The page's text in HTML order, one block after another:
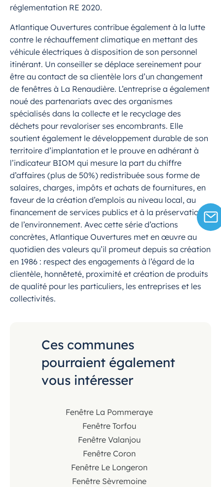
réglementation RE 2020.
Atlantique Ouvertures contribue également à la lutte
contre le réchauffement climatique en mettant des
véhicule électriques à disposition de son personnel
itinérant. Un conseiller se déplace sereinement pour
être au contact de sa clientèle lors d’un changement
de fenêtres à La Renaudière. L’entreprise a également
noué des partenariats avec des organismes
spécialisés dans la collecte et le recyclage des
déchets pour revaloriser ses encombrants. Elle
soutient également le développement durable de son
territoire d’implantation et le prouve en adhérant à
l’indicateur BIOM qui mesure la part du chiffre
d’affaires (plus de 50%) redistribuée sous forme de
salaires, charges, impôts et achats de fournitures, en
faveur de la création d’emplois au niveau local, au
financement de services publics et à la préservation
de l’environnement. Avec cette série d’actions
concrètes, Atlantique Ouvertures met en œuvre au
quotidien des valeurs qu’il promeut depuis sa création
en 1986 : respect des engagements à l’égard de la
clientèle, honnêteté, proximité et création de produits
de qualité pour les particuliers, les entreprises et les
collectivités.
Ces communes
pourraient également
vous intéresser
Fenêtre La Pommeraye
Fenêtre Torfou
Fenêtre Valanjou
Fenêtre Coron
Fenêtre Le Longeron
Fenêtre Sèvremoine